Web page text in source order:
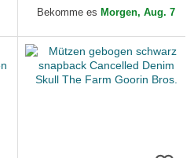
MLB von New Era
Bekomme es Morgen, Aug. 7